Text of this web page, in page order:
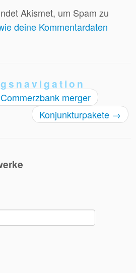
Akismet, um Spam zu
deine Kommentardaten
merger
Konjunkturpakete →